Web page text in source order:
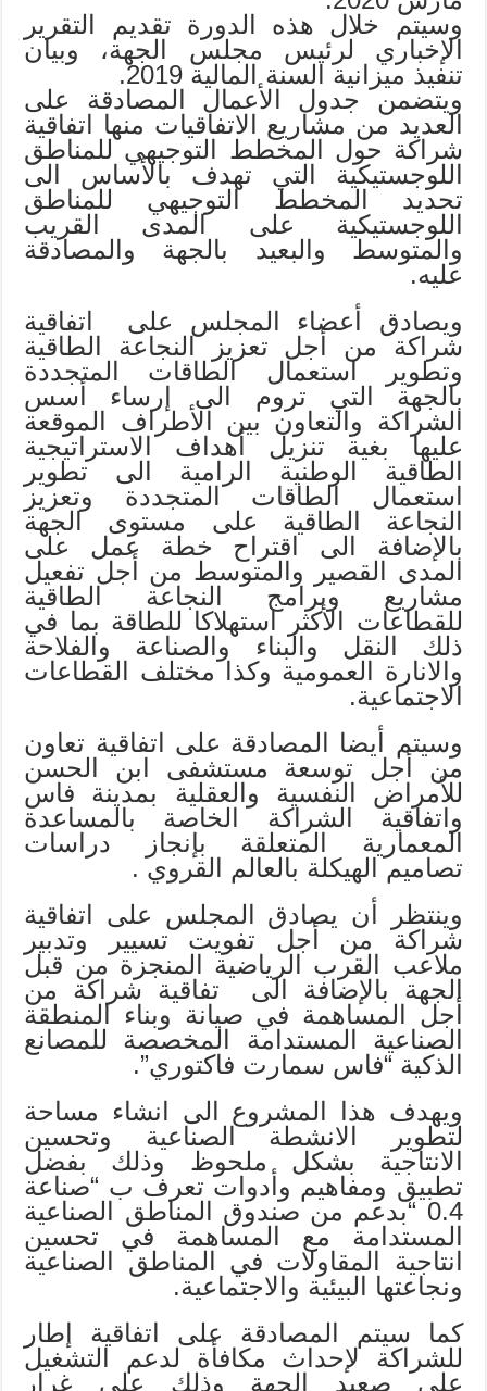
وسيتم خلال هذه الدورة تقديم التقرير
الإخباري لرئيس مجلس الجهة، وبيان
تنفيذ ميزانية السنة المالية 2019.
ويتضمن جدول الأعمال المصادقة على
العديد من مشاريع الاتفاقيات منها اتفاقية
شراكة حول المخطط التوجيهي للمناطق
اللوجستيكية التي تهدف بالأساس الى
تحديد المخطط التوجيهي للمناطق
اللوجستيكية على المدى القريب
والمتوسط والبعيد بالجهة والمصادقة
عليه.
ويصادق أعضاء المجلس على اتفاقية
شراكة من أجل تعزيز النجاعة الطاقية
وتطوير استعمال الطاقات المتجددة
بالجهة التي تروم الى إرساء أسس
الشراكة والتعاون بين الأطراف الموقعة
عليها بغية تنزيل أهداف الاستراتيجية
الطاقية الوطنية الرامية الى تطوير
استعمال الطاقات المتجددة وتعزيز
النجاعة الطاقية على مستوى الجهة
بالإضافة الى اقتراح خطة عمل على
المدى القصير والمتوسط من أجل تفعيل
مشاريع وبرامج النجاعة الطاقية
للقطاعات الأكثر استهلاكا للطاقة بما في
ذلك النقل والبناء والصناعة والفلاحة
والانارة العمومية وكذا مختلف القطاعات
الاجتماعية.
وسيتم أيضا المصادقة على اتفاقية تعاون
من أجل توسعة مستشفى ابن الحسن
للأمراض النفسية والعقلية بمدينة فاس
واتفاقية الشراكة الخاصة بالمساعدة
المعمارية المتعلقة بإنجاز دراسات
تصاميم الهيكلة بالعالم القروي .
وينتظر أن يصادق المجلس على اتفاقية
شراكة من أجل تفويت تسيير وتدبير
ملاعب القرب الرياضية المنجزة من قبل
الجهة بالإضافة الى تفاقية شراكة من
أجل المساهمة في صيانة وبناء المنطقة
الصناعية المستدامة المخصصة للمصانع
الذكية “فاس سمارت فاكتوري”.
ويهدف هذا المشروع الى انشاء مساحة
لتطوير الانشطة الصناعية وتحسين
الانتاجية بشكل ملحوظ وذلك بفضل
تطبيق ومفاهيم وأدوات تعرف ب “صناعة
0.4 “بدعم من صندوق المناطق الصناعية
المستدامة مع المساهمة في تحسين
انتاجية المقاولات في المناطق الصناعية
ونجاعتها البيئية والاجتماعية.
كما سيتم المصادقة على اتفاقية إطار
للشراكة لإحداث مكافأة لدعم التشغيل
على صعيد الجهة وذلك على غرار